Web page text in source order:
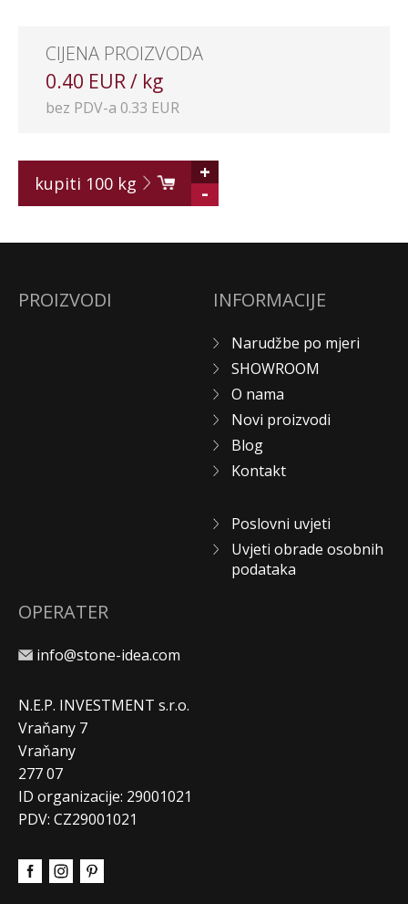
CIJENA PROIZVODA
0.40 EUR / kg
bez PDV-a 0.33 EUR
kupiti 100 kg
+
-
PROIZVODI INFORMACIJE
Narudžbe po mjeri
SHOWROOM
O nama
Novi proizvodi
Blog
Kontakt
Poslovni uvjeti
Uvjeti obrade osobnih
podataka
OPERATER
info@stone-idea.com
N.E.P. INVESTMENT s.r.o.
Vraňany 7
Vraňany
277 07
ID organizacije: 29001021
PDV: CZ29001021